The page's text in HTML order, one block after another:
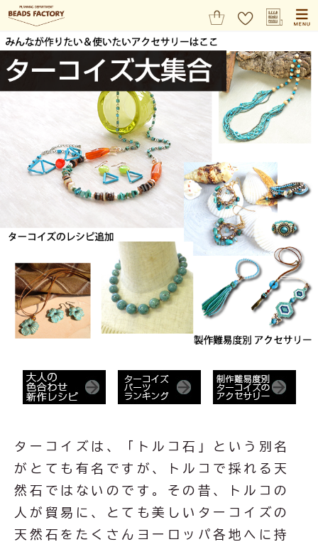
ターコイズは、「トルコ石」という別名
がとても有名ですが、トルコで採れる天
然石ではないのです。その昔、トルコの
人が貿易に、とても美しいターコイズの
天然石をたくさんヨーロッパ各地へに持